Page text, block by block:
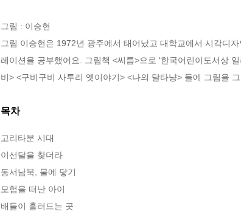
그림 : 이승현
그림 이승현은 1972년 광주에서 태어났고 대학교에서 시각디
레이션을 공부했어요. 그림책 <씨름>으로 ‘한국어린이도서상
비> <구비구비 사투리 옛이야기> <나의 달타냥> 들에 그림을 그
목차
고리타분 시대
이선달을 찾더라
동서남북, 물에 닿기
모험을 떠난 아이
배들이 흘러드는 곳